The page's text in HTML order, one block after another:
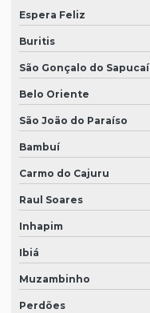
Espera Feliz
Buritis
São Gonçalo do Sapucaí
Belo Oriente
São João do Paraíso
Bambuí
Carmo do Cajuru
Raul Soares
Inhapim
Ibiá
Muzambinho
Perdões